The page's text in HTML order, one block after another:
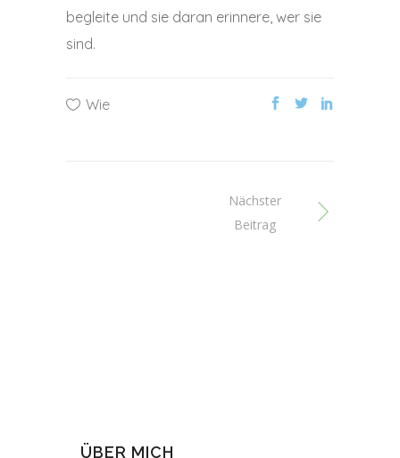
begleite und sie daran erinnere, wer sie
sind.
Wie
Nächster
Beitrag
ÜBER MICH